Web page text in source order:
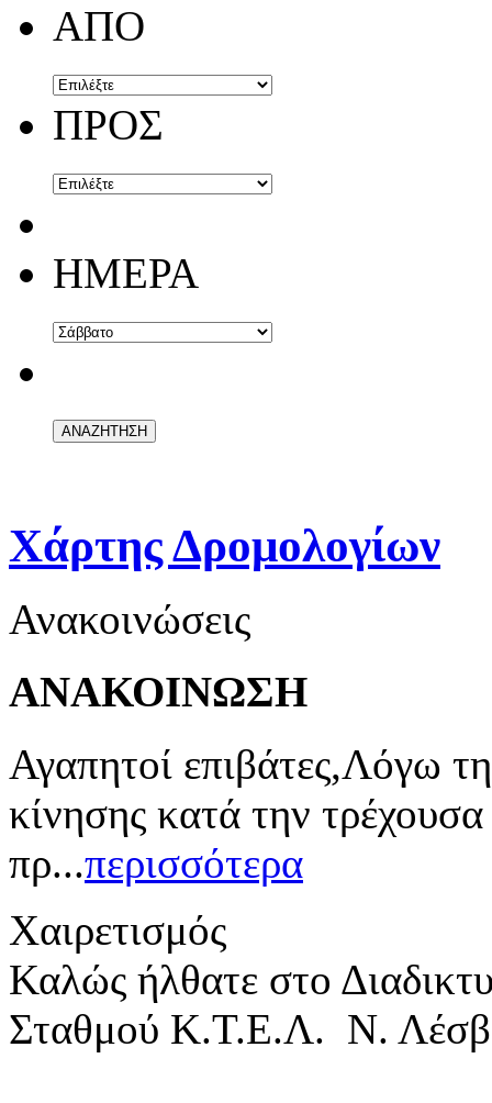
ΑΠΟ
ΠΡΟΣ
ΗΜΕΡΑ
Χάρτης Δρομολογίων
Ανακοινώσεις
ΑΝΑΚΟΙΝΩΣΗ
Αγαπητοί επιβάτες,Λόγω
κίνησης κατά την
πρ...περισσότερα
Χαιρετισμός
Καλώς ήλθατε στο
Σταθμού Κ.Τ.Ε.Λ. Ν.